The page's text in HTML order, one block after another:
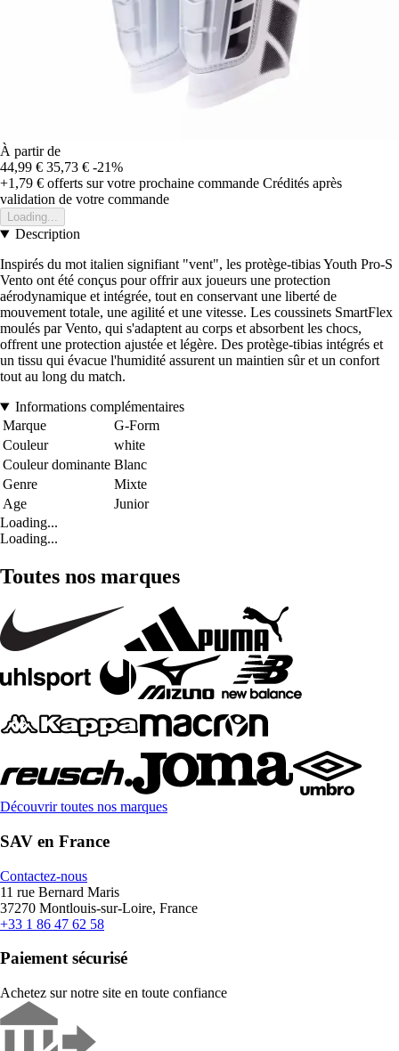
À partir de
44,99 € 35,73 € -21%
+1,79 € offerts sur votre prochaine commande Crédités après
validation de votre commande
Loading...
Description
Inspirés du mot italien signifiant "vent", les protège-tibias Youth Pro-S
Vento ont été conçus pour offrir aux joueurs une protection
aérodynamique et intégrée, tout en conservant une liberté de
mouvement totale, une agilité et une vitesse. Les coussinets SmartFlex
moulés par Vento, qui s'adaptent au corps et absorbent les chocs,
offrent une protection ajustée et légère. Des protège-tibias intégrés et
un tissu qui évacue l'humidité assurent un maintien sûr et un confort
tout au long du match.
Informations complémentaires
Marque
G-Form
Couleur
white
Couleur dominante Blanc
Genre
Mixte
Age
Junior
Loading...
Loading...
Toutes nos marques
Découvrir toutes nos marques
SAV en France
Contactez-nous
11 rue Bernard Maris
37270 Montlouis-sur-Loire, France
+33 1 86 47 62 58
Paiement sécurisé
Achetez sur notre site en toute confiance